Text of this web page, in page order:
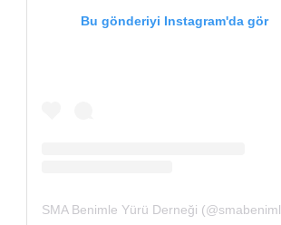
Bu gönderiyi Instagram'da gör